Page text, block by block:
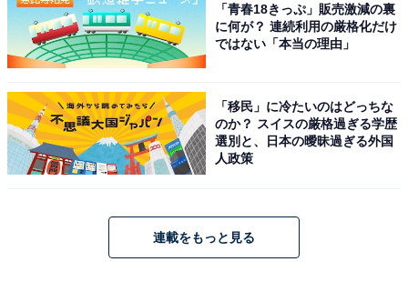
「青春18きっぷ」販売激減の裏
に何が？ 連続利用の厳格化だけ
ではない「本当の理由」
「移民」に冷たいのはどっちな
のか？ スイスの厳格過ぎる学歴
選別と、日本の曖昧過ぎる外国
人政策
連載をもっと見る